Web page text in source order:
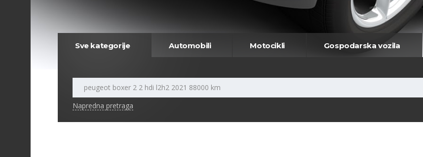
Sve kategorije Automobili Motocikli Gospodarska vozila
Napredna pretraga